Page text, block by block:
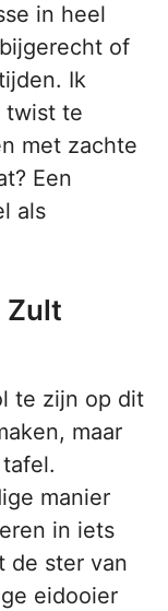
in heel
of
Ik
twist te
met zachte
Een
als
Zult
te zijn op dit
maar
manier
in iets
de ster van
eidooier